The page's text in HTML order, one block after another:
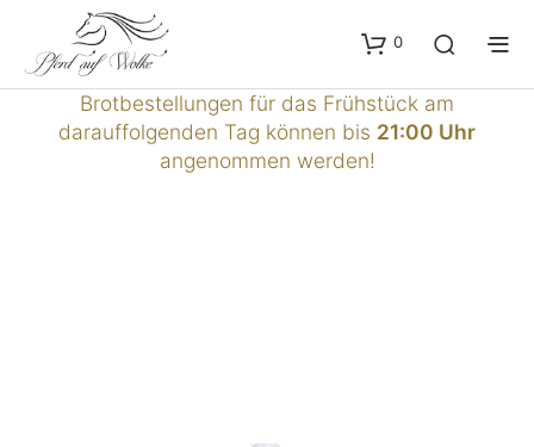
0
Brotbestellungen für das Frühstück am
darauffolgenden Tag können bis 21:00 Uhr
angenommen werden!